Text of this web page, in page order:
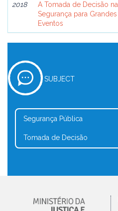
2018
A Tomada de Decisão na
Segurança para Grandes
Eventos
SUBJECT
Segurança Pública
Tomada de Decisão